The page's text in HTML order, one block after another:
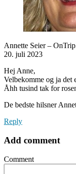
Annette Seier –
20. juli 2023
Hej Anne,
Velbekomme og ja
Åhh tusind tak for
De bedste hilsner
Reply
Add comment
Comment